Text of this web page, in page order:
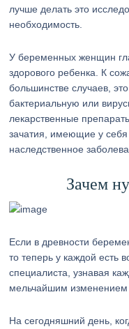
лучше делать это
необходимость.
У беременных женщин
здорового ребенка. К
большинстве случаев,
бактериальную или
лекарственные
зачатия, имеющие у себя
наследственное
Зачем
Если в древности
то теперь у каждой есть
специалиста, узнавая
мельчайшим изменением
На сегодняшний день,